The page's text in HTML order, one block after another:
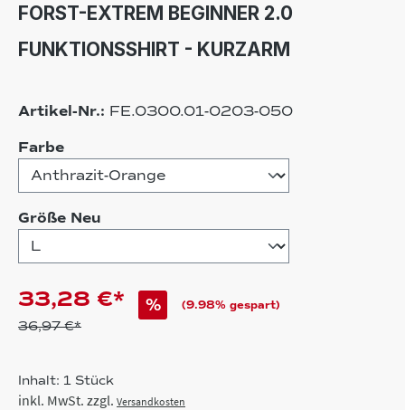
FORST-EXTREM BEGINNER 2.0
FUNKTIONSSHIRT - KURZARM
Artikel-Nr.: FE.0300.01-0203-050
Farbeauswählen
Größe Neu
33,28 €*
36,97 €*
% (9.98% gespart)
Inhalt: 1 Stück
inkl. MwSt. zzgl. Versandkosten